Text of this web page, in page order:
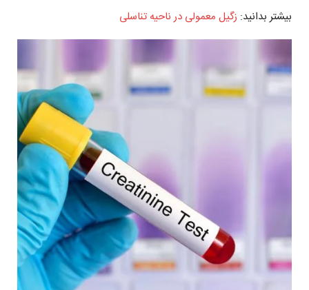
بیشتر بدانید: زگیل معمولی در ناحیه تناسلی